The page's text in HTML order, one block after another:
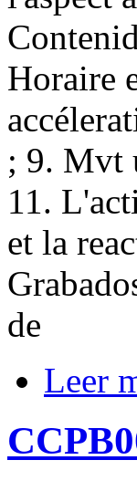
Horaire
; 9. Mvt
11.
et la
de
Leer